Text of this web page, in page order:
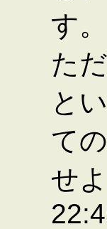
す。
た
と
て
せ